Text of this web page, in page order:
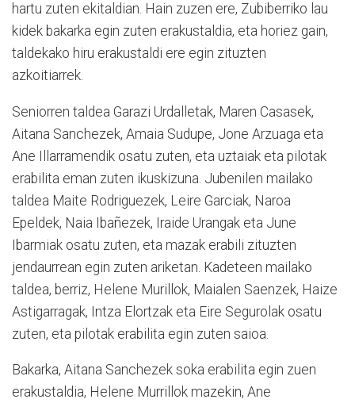
hartu zuten ekitaldian. Hain zuzen ere, Zubiberriko lau
kidek bakarka egin zuten erakustaldia, eta horiez gain,
taldekako hiru erakustaldi ere egin zituzten
azkoitiarrek.
Seniorren taldea Garazi Urdalletak, Maren Casasek,
Aitana Sanchezek, Amaia Sudupe, Jone Arzuaga eta
Ane Illarramendik osatu zuten, eta uztaiak eta pilotak
erabilita eman zuten ikuskizuna. Jubenilen mailako
taldea Maite Rodriguezek, Leire Garciak, Naroa
Epeldek, Naia Ibañezek, Iraide Urangak eta June
Ibarmiak osatu zuten, eta mazak erabili zituzten
jendaurrean egin zuten ariketan. Kadeteen mailako
taldea, berriz, Helene Murillok, Maialen Saenzek, Haize
Astigarragak, Intza Elortzak eta Eire Segurolak osatu
zuten, eta pilotak erabilita egin zuten saioa.
Bakarka, Aitana Sanchezek soka erabilita egin zuen
erakustaldia, Helene Murrillok mazekin, Ane